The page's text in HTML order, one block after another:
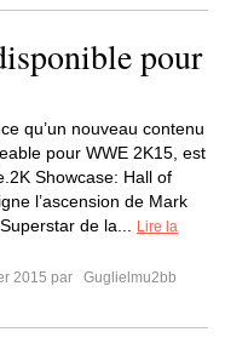
pour
qu’un nouveau contenu
pour WWE 2K15, est
Showcase: Hall of
l’ascension de Mark
de la...
Lire la
2015 par
Guglielmu2bb